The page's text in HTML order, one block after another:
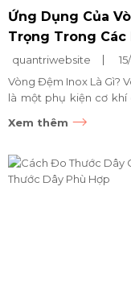
Ứng Dụng Của
Trọng Trong Các
quantriwebsite
Vòng Đệm Inox Là Gì?
là một phụ kiện cơ khí
Xem thêm